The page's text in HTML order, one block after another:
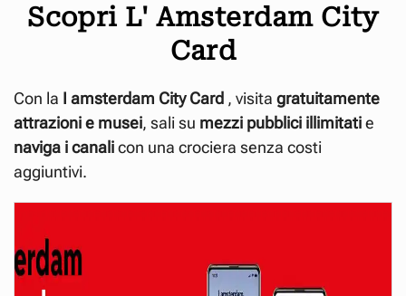
Scopri L' Amsterdam City
Card
Con la I amsterdam City Card , visita gratuitamente
attrazioni e musei, sali su mezzi pubblici illimitatie
naviga i canalicon una crociera senza costi
aggiuntivi.